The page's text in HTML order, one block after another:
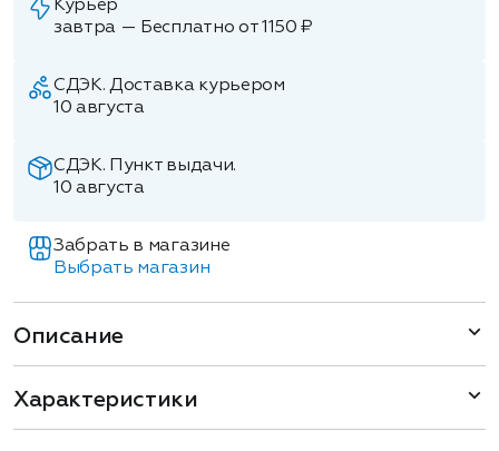
Курьер
завтра — Бесплатно от 1150 ₽
СДЭК. Доставка курьером
10 августа
СДЭК. Пункт выдачи.
10 августа
Забрать в магазине
Выбрать магазин
Описание
Характеристики